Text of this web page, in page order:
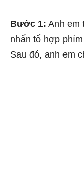
Bước 1: Anh em
nhấn tổ hợp
Sau đó, anh em